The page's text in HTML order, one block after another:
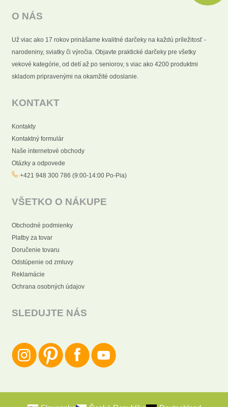
O NÁS
Už viac ako 17 rokov prinášame kvalitné darčeky na každú príležitosť -
narodeniny, sviatky či výročia. Objavte praktické darčeky pre všetky
vekové kategórie, od detí až po seniorov, s viac ako 4200 produktmi
skladom pripravenými na okamžité odoslanie.
KONTAKT
Kontakty
Kontaktný formulár
Naše internetové obchody
Otázky a odpovede
+421 948 300 786 (9:00-14:00 Po-Pia)
VŠETKO O NÁKUPE
Obchodné podmienky
Platby za tovar
Doručenie tovaru
Odstúpenie od zmluvy
Reklamácie
Ochrana osobných údajov
SLEDUJTE NÁS